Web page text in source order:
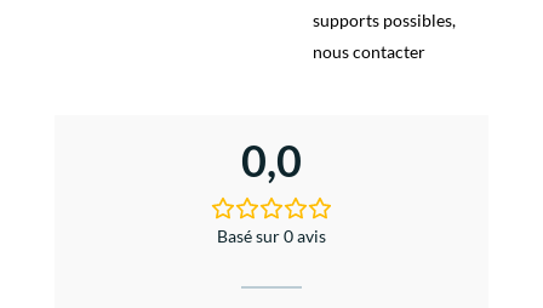
supports possibles,
nous contacter
0,0
Basé sur 0 avis